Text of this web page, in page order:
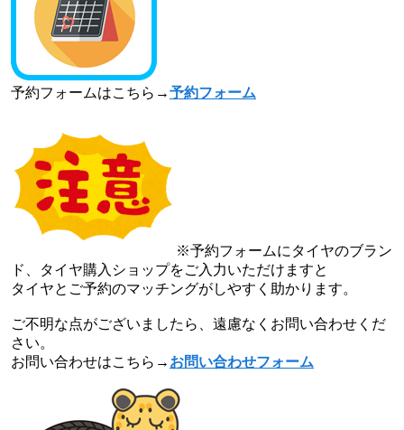
予約フォームはこちら→予約フォーム
※予約フォームにタイヤのブラン
ド、タイヤ購入ショップをご入力いただけますと
タイヤとご予約のマッチングがしやすく助かります。
ご不明な点がございましたら、遠慮なくお問い合わせくだ
さい。
お問い合わせはこちら→ お問い合わせフォーム